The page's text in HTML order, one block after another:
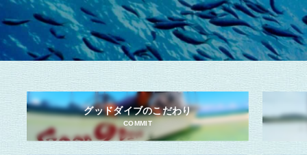
グッドダイブのこだわり
COMMIT